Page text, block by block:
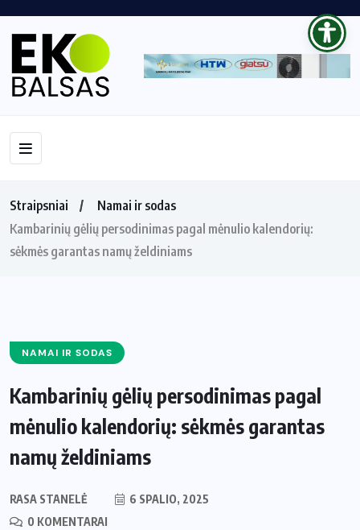
Straipsniai
Namai ir sodas
Kambarinių gėlių persodinimas pagal mėnulio kalendorių:
sėkmės garantas namų želdiniams
NAMAI IR SODAS
Kambarinių gėlių persodinimas pagal
mėnulio kalendorių: sėkmės garantas
namų želdiniams
RASA STANELĖ
6 SPALIO, 2025
0 KOMENTARAI